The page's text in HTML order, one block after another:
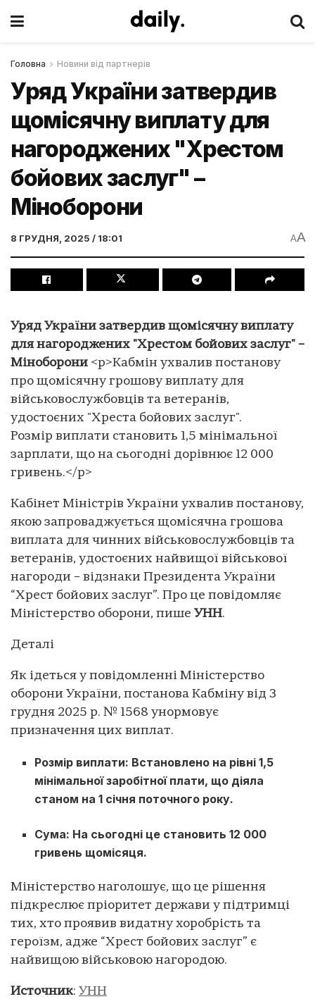
Головна Новини від партнерів
Уряд України затвердив
щомісячну виплату для
нагороджених "Хрестом
бойових заслуг" –
Міноборони
8 ГРУДНЯ, 2025 / 18:01 AA
Уряд України затвердив щомісячну виплату
для нагороджених "Хрестом бойових заслуг" –
Міноборони <p>Кабмін ухвалив постанову
про щомісячну грошову виплату для
військовослужбовців та ветеранів,
удостоєних "Хреста бойових заслуг".
Розмір виплати становить 1,5 мінімальної
зарплати, що на сьогодні дорівнює 12 000
гривень.</p>
Кабінет Міністрів України ухвалив постанову,
якою запроваджується щомісячна грошова
виплата для чинних військовослужбовців та
ветеранів, удостоєних найвищої військової
нагороди – відзнаки Президента України
“Хрест бойових заслуг”. Про це повідомляє
Міністерство оборони, пише УНН.
Деталі
Як ідеться у повідомленні Міністерство
оборони України, постанова Кабміну від 3
грудня 2025 р. № 1568 унормовує
призначення цих виплат.
Розмір виплати: Встановлено на рівні 1,5
мінімальної заробітної плати, що діяла
станом на 1 січня поточного року.
Сума: На сьогодні це становить 12 000
гривень щомісяця.
Міністерство наголошує, що це рішення
підкреслює пріоритет держави у підтримці
тих, хто проявив видатну хоробрість та
героїзм, адже “Хрест бойових заслуг” є
найвищою військовою нагородою.
Источник: УНН